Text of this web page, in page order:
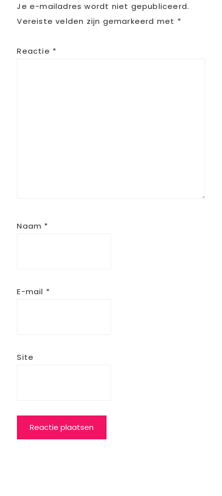
Interactions
Je e-mailadres wordt niet gepubliceerd.
Vereiste velden zijn gemarkeerd met *
Reactie *
Naam *
E-mail *
Site